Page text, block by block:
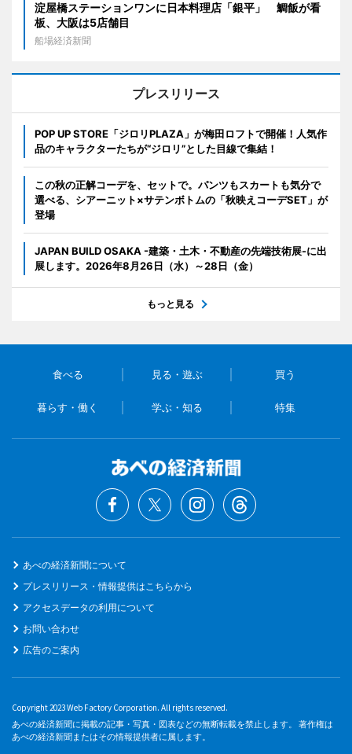
淀屋橋ステーションワンに日本料理店「銀平」 鯛飯が看
板、大阪は5店舗目
船場経済新聞
プレスリリース
POP UP STORE「ジロリPLAZA」が梅田ロフトで開催！人気作
品のキャラクターたちが“ジロリ”とした目線で集結！
この秋の正解コーデを、セットで。パンツもスカートも気分で
選べる、シアーニット×サテンボトムの「秋映えコーデSET」が
登場
JAPAN BUILD OSAKA -建築・土木・不動産の先端技術展-に出
展します。2026年8月26日（水）～28日（金）
もっと見る
食べる 見る・遊ぶ 買う
暮らす・働く 学ぶ・知る 特集
あべの経済新聞について
プレスリリース・情報提供はこちらから
アクセスデータの利用について
お問い合わせ
広告のご案内
Copyright 2023 Web Factory Corporation. All rights reserved.
あべの経済新聞に掲載の記事・写真・図表などの無断転載を禁止します。 著作権は
あべの経済新聞またはその情報提供者に属します。